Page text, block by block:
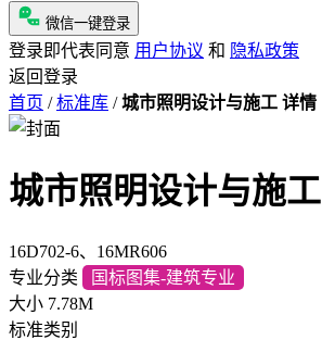
微信一键登录
登录即代表同意 用户协议 和 隐私政策
返回登录
首页 / 标准库 / 城市照明设计与施工 详情
城市照明设计与施工
16D702-6、16MR606
专业分类
国标图集-建筑专业
大小 7.78M
标准类别